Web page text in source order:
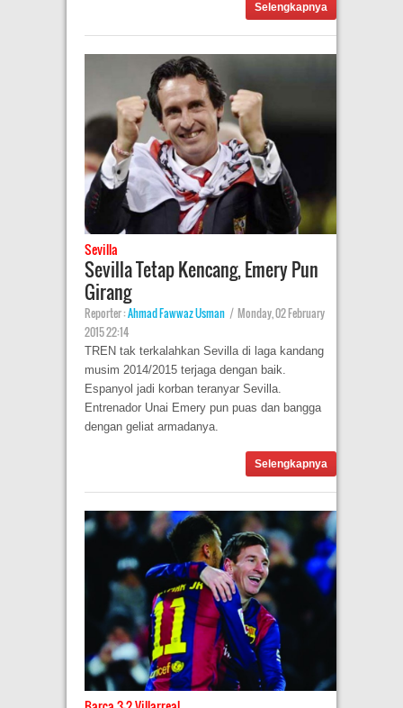
Selengkapnya
Sevilla
Sevilla Tetap Kencang, Emery Pun
Girang
Reporter :Ahmad Fawwaz Usman | Monday, 02 February
2015 22:14
TREN tak terkalahkan Sevilla di laga kandang
musim 2014/2015 terjaga dengan baik.
Espanyol jadi korban teranyar Sevilla.
Entrenador Unai Emery pun puas dan bangga
dengan geliat armadanya.
Selengkapnya